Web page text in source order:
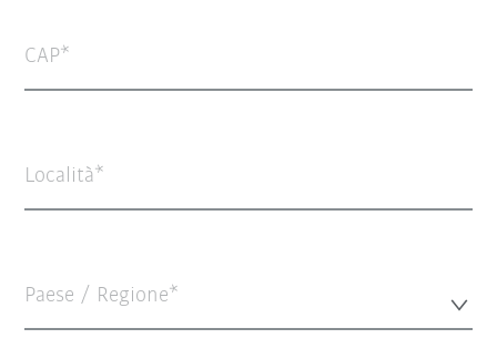
CAP
Località
Paese / Regione*